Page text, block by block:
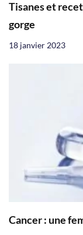
Tisanes et
gorge
18 janvier 2023
Cancer : une